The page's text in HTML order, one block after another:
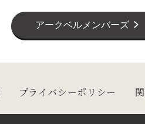
アークベルメンバーズ
プライバシーポリシー